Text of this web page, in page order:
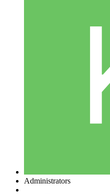
Administrators